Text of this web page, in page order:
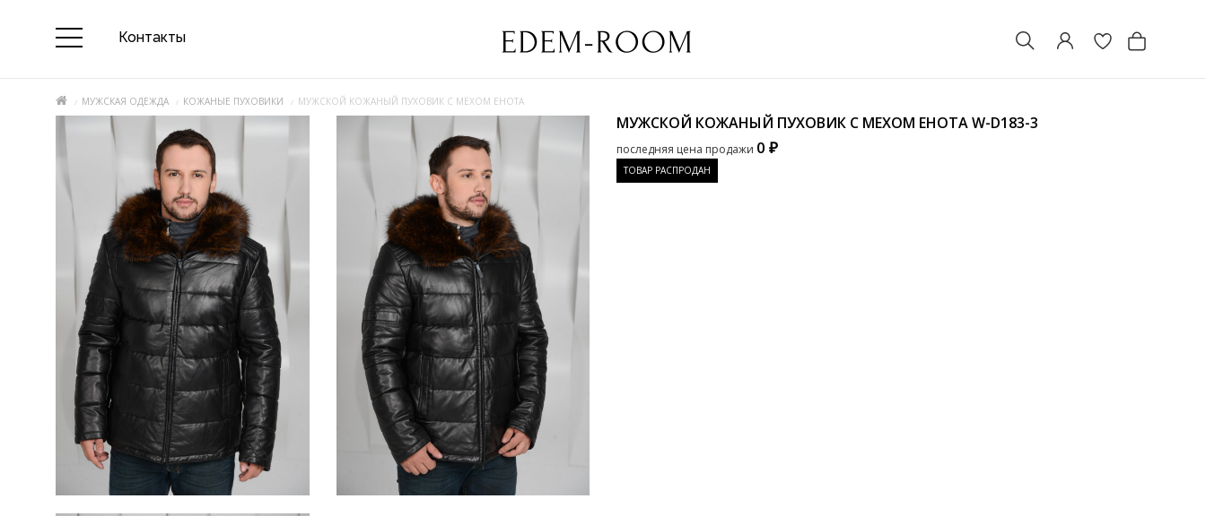
Контакты
МУЖСКАЯ ОДЕЖДА КОЖАНЫЕ ПУХОВИКИ МУЖСКОЙ КОЖАНЫЙ ПУХОВИК С МЕХОМ ЕНОТА
МУЖСКОЙ КОЖАНЫЙ ПУХОВИК С МЕХОМ ЕНОТАW-D183-3
последняя цена продажи 0 ₽
ТОВАР РАСПРОДАН